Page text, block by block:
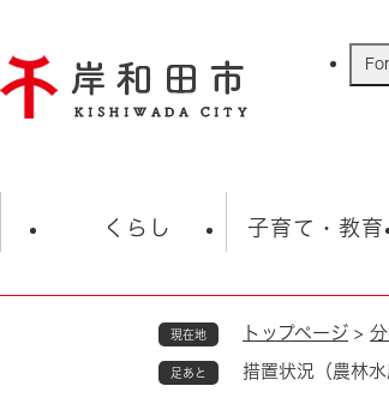
ジ
の
くらし 子育て・教育
学校
現在地 トップページ >
足あと 措置状況（農林水